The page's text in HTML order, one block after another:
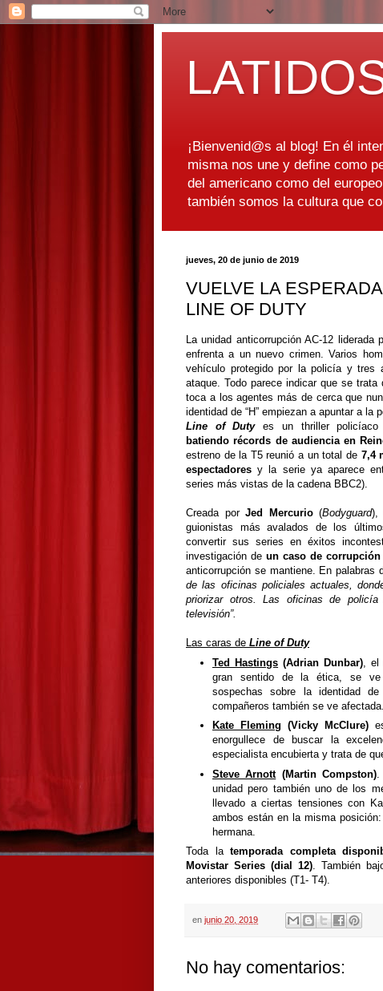
¡Bienvenid@s al blog! En él
misma nos une y define como
del americano como del
también somos la cultura que
jueves, 20 de junio de 2019
VUELVE LA
LINE OF DUTY
La unidad anticorrupción AC-12
enfrenta a un nuevo crimen. Varios
vehículo protegido por la policía y tres
ataque. Todo parece indicar que se
toca a los agentes más de cerca que
identidad de “H” empiezan a apuntar a la
Line of Dutyes un thriller policíaco
batiendo récords de audiencia en
estreno de la T5 reunió a un total de 7,4
espectadores y la serie ya aparece
series más vistas de la cadena BBC2).
Creada porJed Mercurio(Bodyguard),
guionistas más avalados de los
convertir sus series en éxitos
investigación de un caso de
anticorrupción se mantiene. En palabras
de las oficinas policiales actuales,
priorizar otros. Las oficinas de
televisión”.
Las caras de Line of Duty
Ted Hastings (Adrian Dunbar) ,
gran sentido de la ética, se ve
sospechas sobre la identidad
compañeros también se ve afectada.
Kate Fleming (Vicky McClure)
enorgullece de buscar la
especialista encubierta y trata de
Steve Arnott(Martin Compston).
unidad pero también uno de los
llevado a ciertas tensiones con
ambos están en la misma
hermana.
Toda la temporada completa
Movistar Series (dial 12). También
anteriores disponibles (T1- T4).
en junio 20, 2019
No hay comentarios: